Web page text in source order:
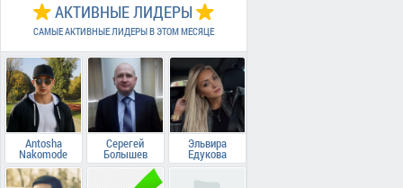
АКТИВНЫЕ ЛИДЕРЫ
САМЫЕ АКТИВНЫЕ ЛИДЕРЫ В ЭТОМ МЕСЯЦЕ
Antosha
Nakomode
Серегей
Болышев
Эльвира
Едукова